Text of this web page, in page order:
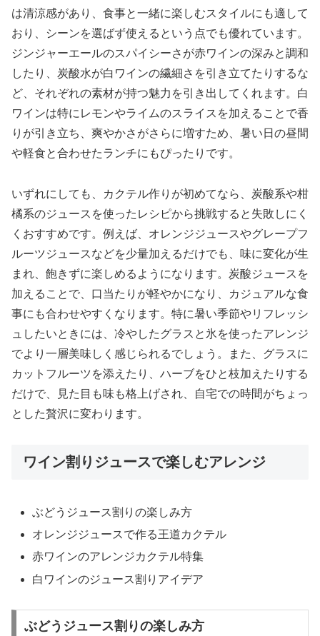
は清涼感があり、食事と一緒に楽しむスタイルにも適して
おり、シーンを選ばず使えるという点でも優れています。
ジンジャーエールのスパイシーさが赤ワインの深みと調和
したり、炭酸水が白ワインの繊細さを引き立てたりするな
ど、それぞれの素材が持つ魅力を引き出してくれます。白
ワインは特にレモンやライムのスライスを加えることで香
りが引き立ち、爽やかさがさらに増すため、暑い日の昼間
や軽食と合わせたランチにもぴったりです。
いずれにしても、カクテル作りが初めてなら、炭酸系や柑
橘系のジュースを使ったレシピから挑戦すると失敗しにく
くおすすめです。例えば、オレンジジュースやグレープフ
ルーツジュースなどを少量加えるだけでも、味に変化が生
まれ、飽きずに楽しめるようになります。炭酸ジュースを
加えることで、口当たりが軽やかになり、カジュアルな食
事にも合わせやすくなります。特に暑い季節やリフレッシ
ュしたいときには、冷やしたグラスと氷を使ったアレンジ
でより一層美味しく感じられるでしょう。また、グラスに
カットフルーツを添えたり、ハーブをひと枝加えたりする
だけで、見た目も味も格上げされ、自宅での時間がちょっ
とした贅沢に変わります。
ワイン割りジュースで楽しむアレンジ
ぶどうジュース割りの楽しみ方
オレンジジュースで作る王道カクテル
赤ワインのアレンジカクテル特集
白ワインのジュース割りアイデア
ぶどうジュース割りの楽しみ方